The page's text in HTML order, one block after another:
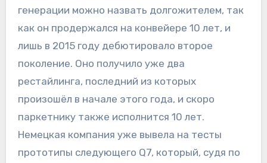
генерации можно назвать долгожителем, так
как он продержался на конвейере 10 лет, и
лишь в 2015 году дебютировало второе
поколение. Оно получило уже два
рестайлинга, последний из которых
произошёл в начале этого года, и скоро
паркетнику также исполнится 10 лет.
Немецкая компания уже вывела на тесты
прототипы следующего Q7, который, судя по